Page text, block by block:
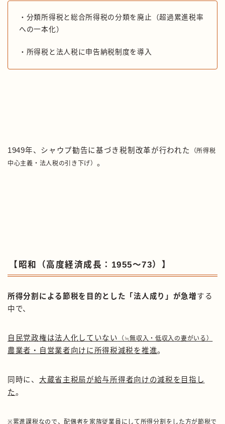
・分類所得税と総合所得税の分類を廃止（超過累進税率
への一本化）
・所得税と法人税に申告納税制度を導入
1949年、シャウプ勧告に基づき税制改革が行われた
（所得税
中心主義・法人税の引き下げ） 。
【昭和（高度経済成長：1955〜73）】
所得分割による節税を目的とした「法人成り」が急増する
中で、
自民党政権は法人化していない （≒無収入・低収入の妻がいる）
農業者・自営業者向けに所得税減税を推進。
同時に、 大蔵省主税局が給与所得者向けの減税を目指し
た。
※累進課税なので、配偶者を家族従業員にして所得分割をした方が節税で